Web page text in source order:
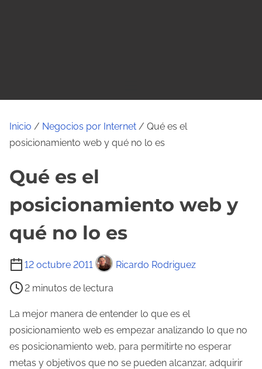
Inicio / Negocios por Internet / Qué es el
posicionamiento web y qué no lo es
Qué es el
posicionamiento web y
qué no lo es
12 octubre 2011 Ricardo Rodriguez
T
e
m
p
o
d
2 minutos de lectura
La mejor manera de entender lo que es el
posicionamiento web es empezar analizando lo que no
es posicionamiento web, para permitirte no esperar
metas y objetivos que no se pueden alcanzar, adquirir